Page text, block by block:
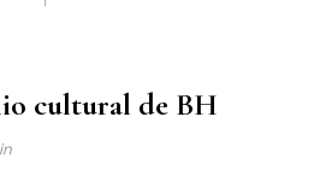
cultural de BH